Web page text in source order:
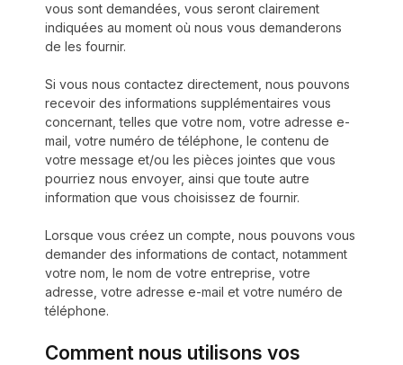
vous sont demandées, vous seront clairement
indiquées au moment où nous vous demanderons
de les fournir.
Si vous nous contactez directement, nous pouvons
recevoir des informations supplémentaires vous
concernant, telles que votre nom, votre adresse e-
mail, votre numéro de téléphone, le contenu de
votre message et/ou les pièces jointes que vous
pourriez nous envoyer, ainsi que toute autre
information que vous choisissez de fournir.
Lorsque vous créez un compte, nous pouvons vous
demander des informations de contact, notamment
votre nom, le nom de votre entreprise, votre
adresse, votre adresse e-mail et votre numéro de
téléphone.
Comment nous utilisons vos